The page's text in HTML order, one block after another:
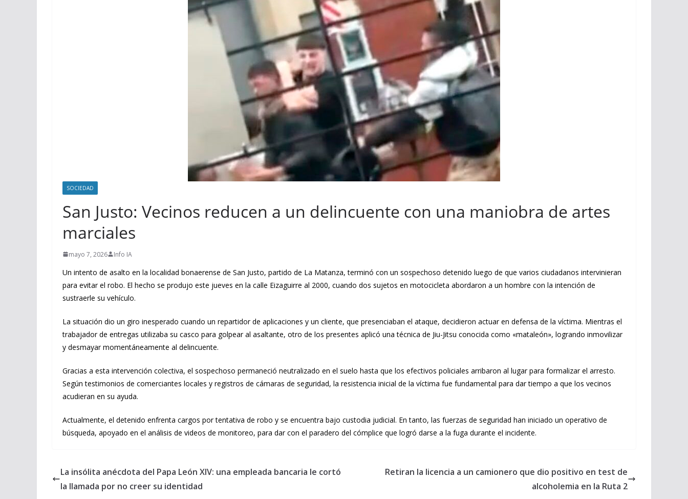
SOCIEDAD
San Justo: Vecinos reducen a un delincuente con una maniobra de artes
marciales
mayo 7, 2026 Info IA
Un intento de asalto en la localidad bonaerense de San Justo, partido de La Matanza, terminó con un sospechoso detenido luego de que varios ciudadanos intervinieran
para evitar el robo. El hecho se produjo este jueves en la calle Eizaguirre al 2000, cuando dos sujetos en motocicleta abordaron a un hombre con la intención de
sustraerle su vehículo.
La situación dio un giro inesperado cuando un repartidor de aplicaciones y un cliente, que presenciaban el ataque, decidieron actuar en defensa de la víctima. Mientras el
trabajador de entregas utilizaba su casco para golpear al asaltante, otro de los presentes aplicó una técnica de Jiu-Jitsu conocida como «mataleón», logrando inmovilizar
y desmayar momentáneamente al delincuente.
Gracias a esta intervención colectiva, el sospechoso permaneció neutralizado en el suelo hasta que los efectivos policiales arribaron al lugar para formalizar el arresto.
Según testimonios de comerciantes locales y registros de cámaras de seguridad, la resistencia inicial de la víctima fue fundamental para dar tiempo a que los vecinos
acudieran en su ayuda.
Actualmente, el detenido enfrenta cargos por tentativa de robo y se encuentra bajo custodia judicial. En tanto, las fuerzas de seguridad han iniciado un operativo de
búsqueda, apoyado en el análisis de videos de monitoreo, para dar con el paradero del cómplice que logró darse a la fuga durante el incidente.
La insólita anécdota del Papa León XIV: una empleada bancaria le cortó
la llamada por no creer su identidad
Retiran la licencia a un camionero que dio positivo en test de
alcoholemia en la Ruta 2